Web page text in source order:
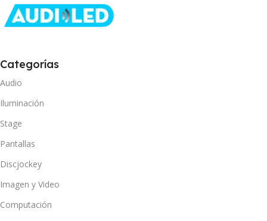
Categorías
Audio
Iluminación
Stage
Pantallas
Discjockey
Imagen y Video
Computación